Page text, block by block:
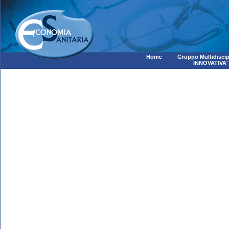
Home
Gruppo
INNOVATIVA'